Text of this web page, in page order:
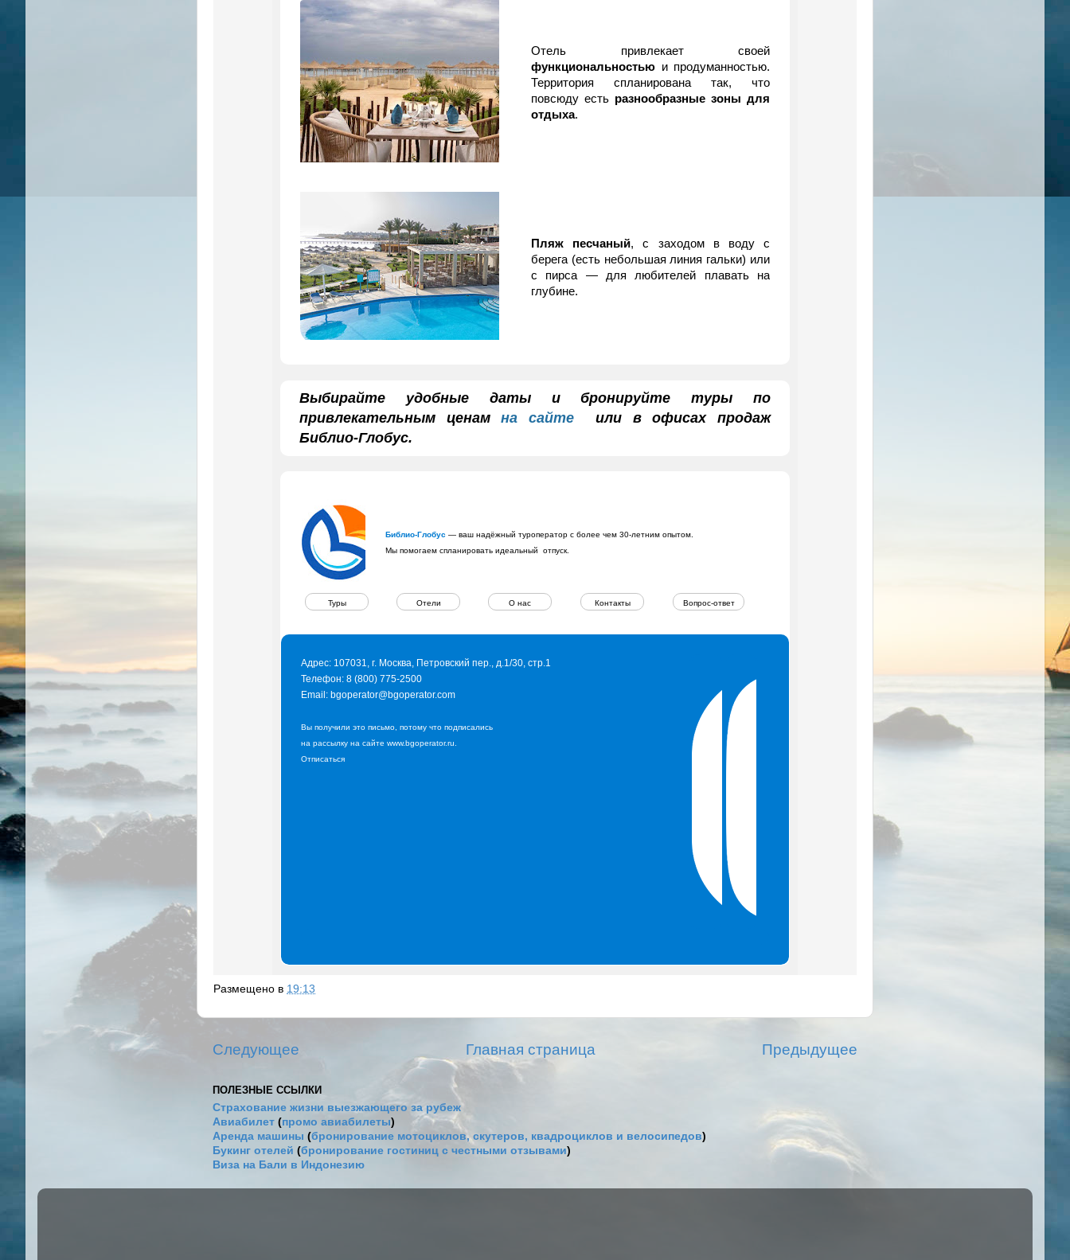
Отель привлекает своей
функциональностью и продуманностью.
Территория спланирована так, что
повсюду есть разнообразные зоны для
отдыха.
Пляж песчаный, с заходом в воду с
берега (есть небольшая линия гальки) или
с пирса — для любителей плавать на
глубине.
Выбирайте удобные даты и бронируйте туры по
привлекательным ценамна сайтеили в офисах продаж
Библио‑Глобус.
Библио-Глобус — ваш надёжный туроператор с более чем 30-летним опытом.
Мы помогаем спланировать идеальный отпуск.
Туры Отели О нас Контакты Вопрос-ответ
Адрес: 107031, г. Москва, Петровский пер., д.1/30, стр.1
Телефон: 8 (800) 775-2500
Email: bgoperator@bgoperator.com
Вы получили это письмо, потому что подписались
на рассылку на сайте www.bgoperator.ru.
Отписаться
Размещено в 19:13
Следующее Предыдущее
Главная страница
ПОЛЕЗНЫЕ ССЫЛКИ
Страхование жизни выезжающего за рубеж
Авиабилет (промо авиабилеты)
Аренда машины (бронирование мотоциклов, скутеров, квадроциклов и велосипедов)
Букинг отелей (бронирование гостиниц с честными отзывами)
Виза на Бали в Индонезию